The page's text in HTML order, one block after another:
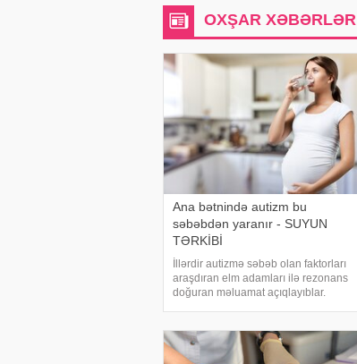
OXŞAR XƏBƏRLƏR
Ana bətnində autizm bu
səbəbdən yaranır - SUYUN
TƏRKİBİ
İllərdir autizmə səbəb olan faktorları
araşdıran elm adamları ilə rezonans
doğuran məluamat açıqlayıblar.
miqdarı ilə əlaqələndirilib. Kaliforniya
Universitetində